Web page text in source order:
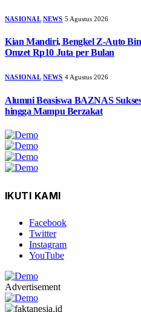
NASIONAL NEWS 5 Agustus 2026
Kian Mandiri, Bengkel Z-Auto
Omzet Rp10 Juta per Bulan
NASIONAL NEWS 4 Agustus 2026
Alumni Beasiswa BAZNAS
hingga Mampu Berzakat
IKUTI KAMI
Facebook
Twitter
Instagram
YouTube
Advertisement